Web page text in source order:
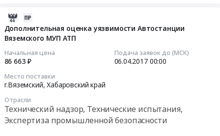
Дополнительная оценка уязвимости Автостанции
Вяземского МУП АТП
Начальная цена
86 663 ₽
Подача заявок до (МСК)
06.04.2017 00:00
Место поставки
г.Вяземский,Хабаровский край
Отрасли
Технический надзор, Технические испытания,
Экспертиза промышленной безопасности